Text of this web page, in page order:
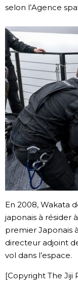
selon l’Agence
En 2008, Wakata
japonais à résider
premier Japonais
directeur adjoint
vol dans l’espace.
[Copyright The Jiji